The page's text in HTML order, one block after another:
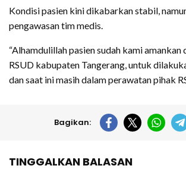
Kondisi pasien kini dikabarkan stabil,
pengawasan tim medis.
“Alhamdulillah pasien sudah kami amankan
RSUD kabupaten Tangerang, untuk
dan saat ini masih dalam perawatan pihak
Bagikan:
TINGGALKAN BALASAN